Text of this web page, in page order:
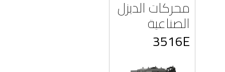
محركات الديزل
الصناعية
3516E